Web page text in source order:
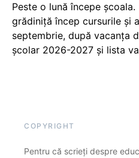
Peste o lună începe
grădiniță încep cursurile și
septembrie, după vacanța
școlar 2026-2027 și lista
COPYRIGHT
Pentru că scrieți despre